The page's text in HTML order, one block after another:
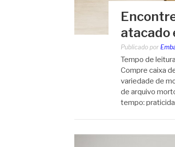
atacado
Publicado por
Tempo de
Compre caixa
variedade de
de arquivo
tempo: